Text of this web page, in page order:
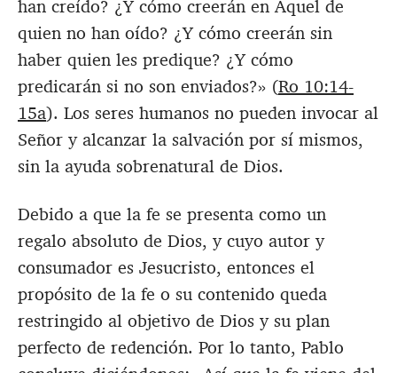
han creído? ¿Y cómo creerán en Aquel de
quien no han oído? ¿Y cómo creerán sin
haber quien les predique? ¿Y cómo
predicarán si no son enviados?» (Ro 10:14-
15a). Los seres humanos no pueden invocar al
Señor y alcanzar la salvación por sí mismos,
sin la ayuda sobrenatural de Dios.
Debido a que la fe se presenta como un
regalo absoluto de Dios, y cuyo autor y
consumador es Jesucristo, entonces el
propósito de la fe o su contenido queda
restringido al objetivo de Dios y su plan
perfecto de redención. Por lo tanto, Pablo